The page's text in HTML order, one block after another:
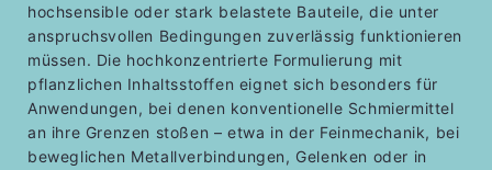
hochsensible oder stark belastete Bauteile, die unter
anspruchsvollen Bedingungen zuverlässig funktionieren
müssen. Die hochkonzentrierte Formulierung mit
pflanzlichen Inhaltsstoffen eignet sich besonders für
Anwendungen, bei denen konventionelle Schmiermittel
an ihre Grenzen stoßen – etwa in der Feinmechanik, bei
beweglichen Metallverbindungen, Gelenken oder in